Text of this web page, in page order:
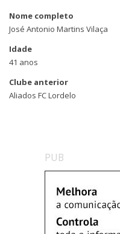
Nome completo
José Antonio Martins Vilaça
Idade
41 anos
Clube anterior
Aliados FC Lordelo
PUB